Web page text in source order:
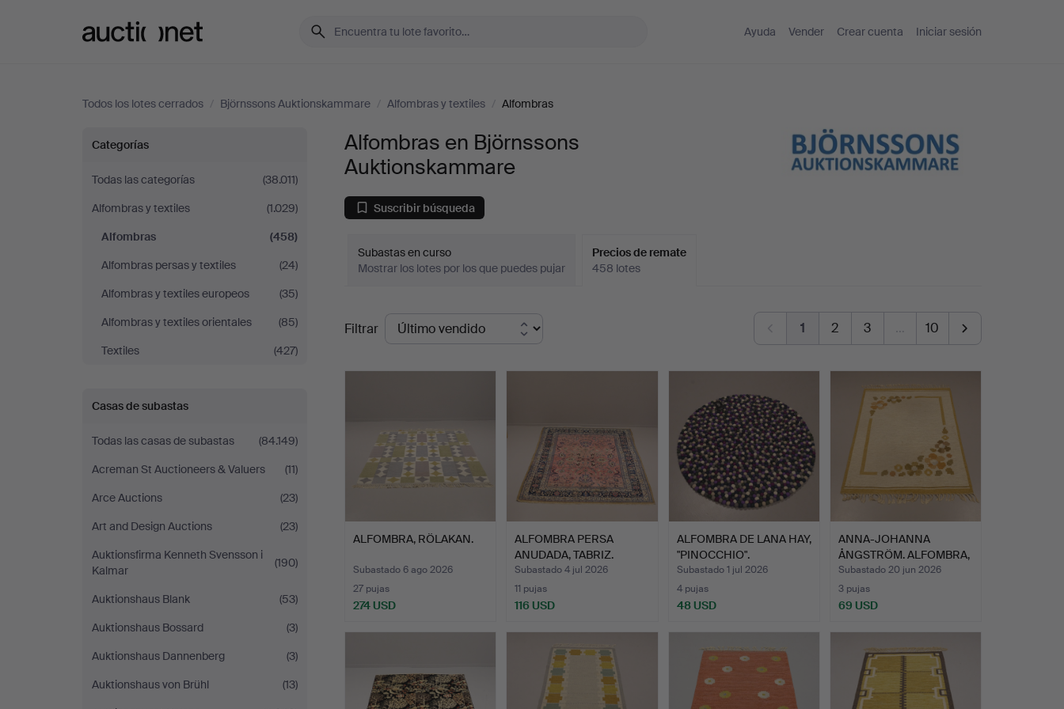
Ayuda Vender Crear cuenta Iniciar sesión
Todos los lotes cerrados / Björnssons Auktionskammare / Alfombras y textiles / Alfombras
Alfombras
en
Björnssons
Auktionskammare
Categorías
Todas las categorías
(38.011)
Alfombras y textiles
(1.029)
Alfombras
(458)
Alfombras persas y textiles
(24)
Alfombras y textiles europeos
(35)
Alfombras y textiles orientales
(85)
Textiles
(427)
Casas de subastas
Todas las casas de subastas
(84.149)
Acreman St Auctioneers & Valuers
(11)
Arce Auctions
(23)
Art and Design Auctions
(23)
Auktionsfirma Kenneth Svensson i
Kalmar
(190)
Auktionshaus Blank
(53)
Auktionshaus Bossard
(3)
Auktionshaus Dannenberg
(3)
Auktionshaus von Brühl
(13)
Alfombras en Björnssons
Auktionskammare
Suscribir búsqueda
Subastas en curso
Mostrar los lotes por los que puedes pujar
Precios de remate
458 lotes
Precios
de
remate
Filtrar 1 2 3 … 10
ALFOMBRA, RÖLAKAN.
Subastado 6 ago 2026
27 pujas
274 USD
ALFOMBRA PERSA
ANUDADA, TABRIZ.
Subastado 4 jul 2026
11 pujas
116 USD
ALFOMBRA DE LANA HAY,
"PINOCCHIO".
Subastado 1 jul 2026
4 pujas
48 USD
ANNA-JOHANNA
ÅNGSTRÖM. ALFOMBRA,
RÖLAKAN.
Subastado 20 jun 2026
3 pujas
69 USD